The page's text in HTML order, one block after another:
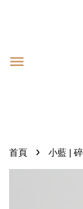
首頁 › 小藍 |